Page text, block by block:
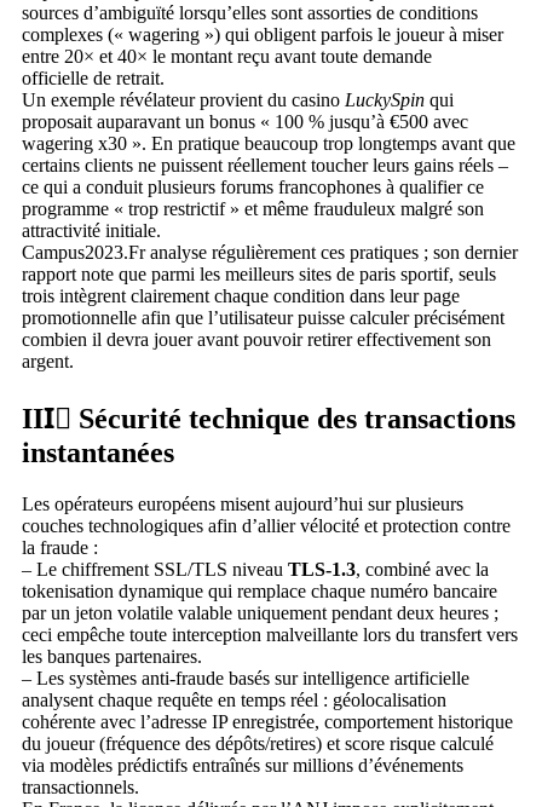
sources d’ambiguïté lorsqu’elles sont assorties de conditions
complexes (« wagering ») qui obligent parfois le joueur à miser
entre 20× et 40× le montant reçu avant toute demande
officielle de retrait.​
Un exemple révélateur provient du casino LuckySpin qui
proposait auparavant un bonus « 100 % jusqu’à €500 avec
wagering x30 ». En pratique beaucoup trop longtemps avant que
certains clients ne puissent réellement toucher leurs gains réels –
ce qui a conduit plusieurs forums francophones à qualifier ce
programme « trop restrictif » et même frauduleux malgré son
attractivité initiale.​
Campus2023.Fr analyse régulièrement ces pratiques ; son dernier
rapport note que parmi les meilleurs sites de paris sportif, seuls
trois intègrent clairement chaque condition dans leur page
promotionnelle afin que l’utilisateur puisse calculer précisément
combien il devra jouer avant pouvoir retirer effectivement son
argent.
III️⃣ Sécurité technique des transactions
instantanées
Les opérateurs européens misent aujourd’hui sur plusieurs
couches technologiques afin d’allier vélocité et protection contre
la fraude :
– Le chiffrement SSL/TLS niveau TLS‑1.3, combiné avec la
tokenisation dynamique qui remplace chaque numéro bancaire
par un jeton volatile valable uniquement pendant deux heures ;
ceci empêche toute interception malveillante lors du transfert vers
les banques partenaires​.
– Les systèmes anti‑fraude basés sur intelligence artificielle
analysent chaque requête en temps réel : géolocalisation
cohérente avec l’adresse IP enregistrée, comportement historique
du joueur (fréquence des dépôts/retir­es) et score risque calculé
via modèles prédictifs entraînés sur millions d’événements
transactionnels​.